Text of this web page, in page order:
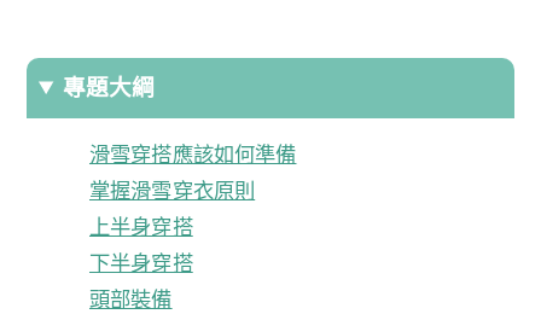
專題大綱
滑雪穿搭應該如何準備
掌握滑雪穿衣原則
上半身穿搭
下半身穿搭
頭部裝備